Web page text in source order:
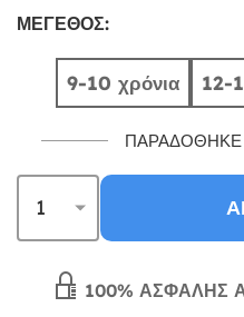
ΜΈΓΕΘΟΣ:
9-10 χρόνια 12-
ΠΑΡΑΔΌΘΗΚΕ
100% ΑΣΦΑΛΉΣ